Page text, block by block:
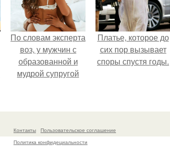
По словам эксперта
воз, у мужчин с
образованной и
мудрой супругой
смерти якобы на
Платье, которое до
сих пор вызывает
споры спустя годы.
Контакты
Пользовательское соглашение
Политика конфидециальности